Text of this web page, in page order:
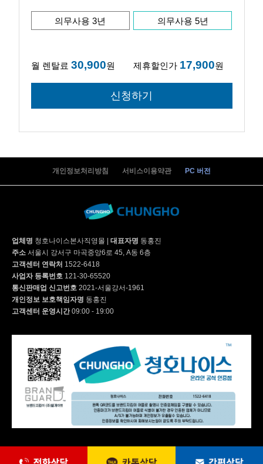
의무사용 3년 의무사용 5년
월 렌탈료 30,900원 제휴할인가 17,900원
개인정보처리방침 서비스이용약관 PC 버전
업체명 청호나이스본사직영몰 대표자명 동홍진
주소 서울시 강서구 마곡중앙6로 45, A동 6층
고객센터 연락처 1522-6418
사업자 등록번호 121-30-65520
통신판매업 신고번호 2021-서울강서-1961
개인정보 보호책임자명 동홍진
고객센터 운영시간09:00 - 19:00